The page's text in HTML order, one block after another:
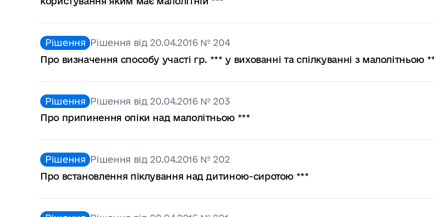
Рішення Рішення від 20.04.2016 № 204
Про визначення способу участі гр. *** у вихованні та спілкуванні з малолітньою
Рішення Рішення від 20.04.2016 № 203
Про припинення опіки над малолітньою ***
Рішення Рішення від 20.04.2016 № 202
Про встановлення піклування над дитиною-сиротою ***